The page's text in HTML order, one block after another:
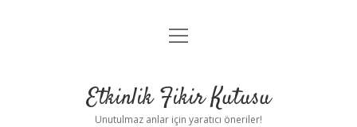
Anasayfa
Yasal Uyarı
menüyü
Etkinlik Fikir Kutusu
Unutulmaz anlar için yaratıcı öneriler!